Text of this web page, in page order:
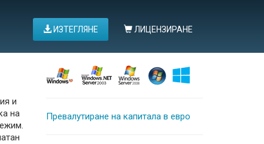
ИЗТЕГЛЯНЕ ЛИЦЕНЗИРАНЕ
и
на
Превалутиране на капитала в евро